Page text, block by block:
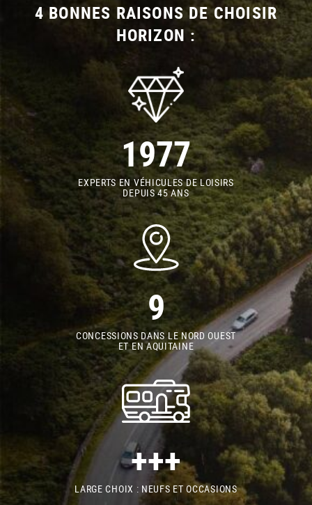
4 BONNES RAISONS DE CHOISIR
HORIZON :
1977
EXPERTS EN VÉHICULES DE LOISIRS
DEPUIS 45 ANS
9
CONCESSIONS DANS LE NORD OUEST
ET EN AQUITAINE
+++
LARGE CHOIX : NEUFS ET OCCASIONS